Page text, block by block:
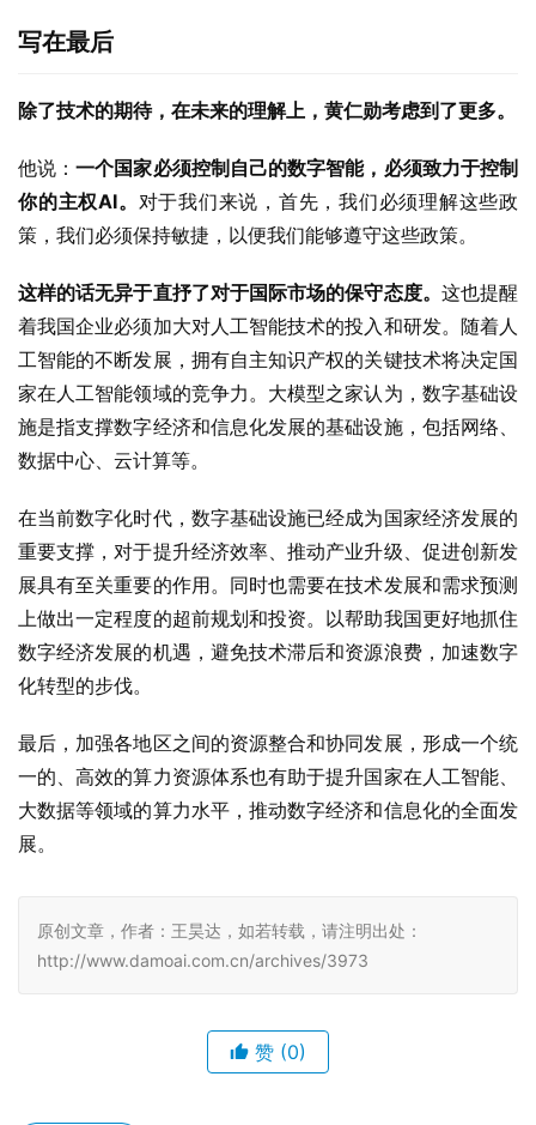
写在最后
除了技术的期待，在未来的理解上，黄仁勋考虑到了更多。
他说：一个国家必须控制自己的数字智能，必须致力于控制
你的主权AI。 对于我们来说，首先，我们必须理解这些政
策，我们必须保持敏捷，以便我们能够遵守这些政策。
这样的话无异于直抒了对于国际市场的保守态度。 这也提醒
着我国企业必须加大对人工智能技术的投入和研发。随着人
工智能的不断发展，拥有自主知识产权的关键技术将决定国
家在人工智能领域的竞争力。大模型之家认为，数字基础设
施是指支撑数字经济和信息化发展的基础设施，包括网络、
数据中心、云计算等。
在当前数字化时代，数字基础设施已经成为国家经济发展的
重要支撑，对于提升经济效率、推动产业升级、促进创新发
展具有至关重要的作用。同时也需要在技术发展和需求预测
上做出一定程度的超前规划和投资。以帮助我国更好地抓住
数字经济发展的机遇，避免技术滞后和资源浪费，加速数字
化转型的步伐。
最后，加强各地区之间的资源整合和协同发展，形成一个统
一的、高效的算力资源体系也有助于提升国家在人工智能、
大数据等领域的算力水平，推动数字经济和信息化的全面发
展。
原创文章，作者：王昊达，如若转载，请注明出处：
http://www.damoai.com.cn/archives/3973
赞 (0)